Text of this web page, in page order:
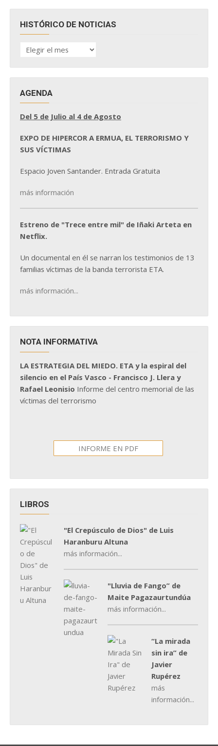
HISTÓRICO DE NOTICIAS
HISTÓRICO
DE
AGENDA
Del 5 de Julio al 4 de Agosto
EXPO DE HIPERCOR A ERMUA, EL TERRORISMO Y
SUS VÍCTIMAS
Espacio Joven Santander. Entrada Gratuita
más información
Estreno de "Trece entre mil" de Iñaki Arteta en
Netflix.
Un documental en él se narran los testimonios de 13
familias víctimas de la banda terrorista ETA.
más información...
NOTA INFORMATIVA
LA ESTRATEGIA DEL MIEDO. ETA y la espiral del
silencio en el País Vasco - Francisco J. Llera y
Rafael Leonisio Informe del centro memorial de las
víctimas del terrorismo
INFORME EN PDF
LIBROS
"El Crepúsculo de Dios" de Luis
Haranburu Altuna
más información...
"Lluvia de Fango” de
Maite Pagazaurtundúa
más información...
“La mirada
sin ira” de
Javier
Rupérez
más
información...